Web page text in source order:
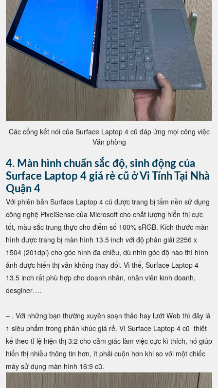
Các cổng kết nói của Surface Laptop 4 cũ đáp ứng mọi công việc
Văn phòng
4. Màn hình chuẩn sắc độ, sinh động của
Surface Laptop 4 giá rẻ cũ ở Vi Tính Tại Nhà
Quận 4
Với phiên bản Surface Laptop 4 cũ được trang bị tấm nền sử dụng
công nghệ PixelSense của Microsoft cho chất lượng hiển thị cực
tốt, màu sắc trung thực cho điểm số 100% sRGB. Kích thước màn
hình được trang bị màn hình 13.5 inch với độ phân giải 2256 x
1504 (201dpi) cho góc hình đa chiều, dù nhìn góc độ nào thì hình
ảnh được hiển thị vẫn không thay đổi. Vì thế, Surface Laptop 4
13.5 inch rất phù hợp cho doanh nhân, nhân viên kinh doanh,
desginer….
– . Với những bạn thường xuyên soạn thảo hay lướt Web thì đây là
1 siêu phẩm trong phân khúc giá rẻ. Vì Surface Laptop 4 cũ thiết
kế theo tỉ lệ hiện thị 3:2 cho cảm giác làm việc cực kì thích, nó giúp
hiển thị nhiều thông tin hơn, ít phải cuộn hơn khi so với một chiếc
máy sử dụng màn hình 16:9 cũ.